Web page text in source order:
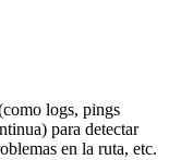
logs, pings
para detectar
en la ruta, etc.